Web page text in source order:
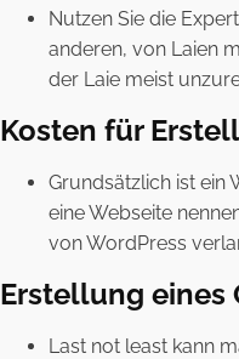
Nutzen Sie die
anderen, von Laien
der Laie meist
Kosten für
Grundsätzlich ist ein
eine Webseite
von WordPress
Erstellung eines
Last not least kann